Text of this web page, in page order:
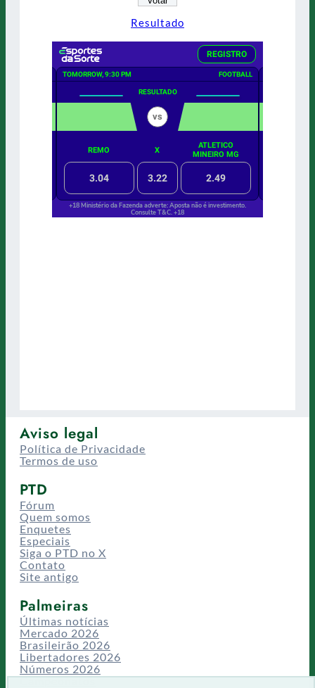
Resultado
Aviso legal
Política de Privacidade
Termos de uso
PTD
Fórum
Quem somos
Enquetes
Especiais
Siga o PTD no X
Contato
Site antigo
Palmeiras
Últimas notícias
Mercado 2026
Brasileirão 2026
Libertadores 2026
Números 2026
Campeonatos